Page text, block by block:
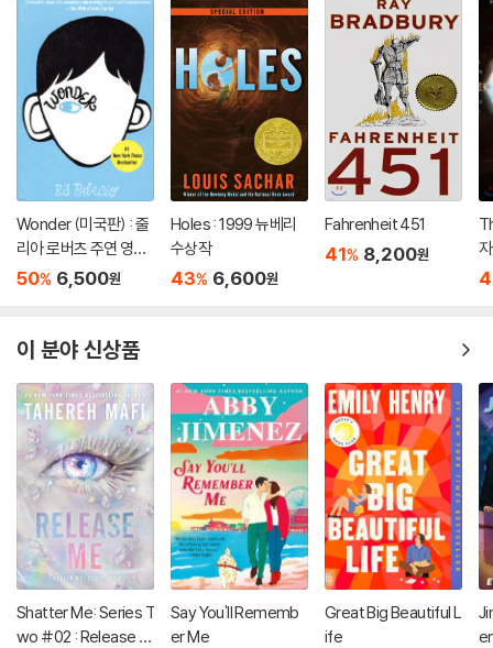
Wonder (미국판) : 줄
리아 로버츠 주연 영화
'원더' 원작 소설
50% 6,500원
Holes : 1999 뉴베리
수상작
43% 6,600원
Fahrenheit 451
41% 8,200원
자
이 분야 신상품
Shatter Me: Series T
wo #02 : Release M
Say You'll Rememb
er Me
Great Big Beautiful L
ife